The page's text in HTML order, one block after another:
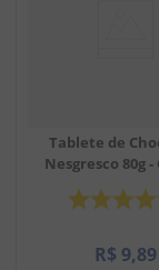
Tablete de
Nesgresco 80g
R$ 9,89